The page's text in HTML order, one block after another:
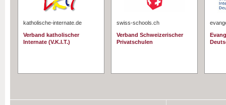
katholische-internate.de
Verband katholischer
Internate (V.K.I.T.)
swiss-schools.ch
Verband Schweizerischer
Privatschulen